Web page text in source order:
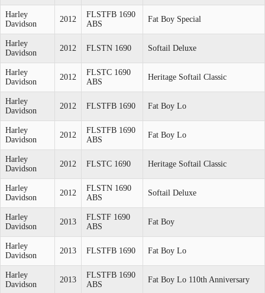
Harley
Davidson
2012
FLSTFB 1690
ABS
Fat Boy Special
Harley
Davidson
2012 FLSTN 1690 Softail Deluxe
Harley
Davidson
2012
FLSTC 1690
ABS
Heritage Softail Classic
Harley
Davidson
2012 FLSTFB 1690 Fat Boy Lo
Harley
Davidson
2012
FLSTFB 1690
ABS
Fat Boy Lo
Harley
Davidson
2012 FLSTC 1690 Heritage Softail Classic
Harley
Davidson
2012
FLSTN 1690
ABS
Softail Deluxe
Harley
Davidson
2013
FLSTF 1690
ABS
Fat Boy
Harley
Davidson
2013 FLSTFB 1690 Fat Boy Lo
Harley
Davidson
2013
FLSTFB 1690
ABS
Fat Boy Lo 110th Anniversary